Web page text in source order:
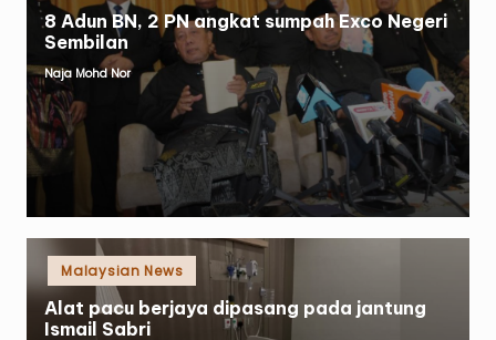
8 Adun BN, 2 PN angkat sumpah Exco Negeri
Sembilan
Posted
by
Naja Mohd Nor
Posted
Malaysian News
Alat pacu berjaya dipasang pada jantung
Ismail Sabri